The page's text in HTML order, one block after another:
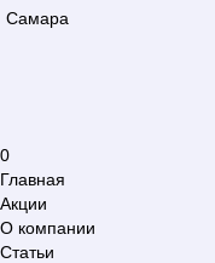
Самара
0
Главная
Акции
О компании
Статьи